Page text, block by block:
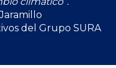
del Grupo SURA